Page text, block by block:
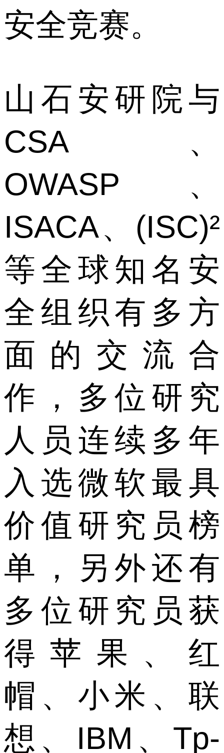
安全竞赛。
山石安研院与
CSA、
OWASP、
ISACA、(ISC)²
等全球知名安
全组织有多方
面的交流合
作，多位研究
人员连续多年
入选微软最具
价值研究员榜
单，另外还有
多位研究员获
得苹果、红
帽、小米、联
想、IBM、Tp-